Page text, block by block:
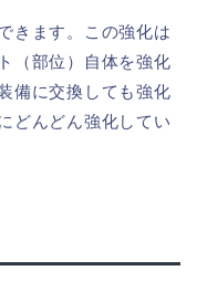
きます。この強化は
（部位）自体を強化
備に交換しても強化
どんどん強化してい